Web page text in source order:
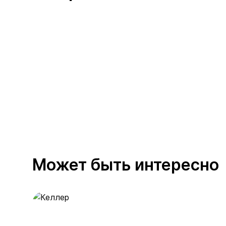
Может быть интересно